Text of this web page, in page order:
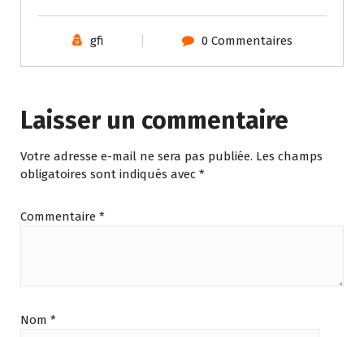
gfi 0 Commentaires
Laisser un commentaire
Votre adresse e-mail ne sera pas publiée. Les champs
obligatoires sont indiqués avec *
Commentaire *
Nom *